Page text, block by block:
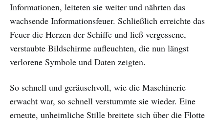
Informationen, leiteten sie weiter und nährten das
wachsende Informationsfeuer. Schließlich erreichte das
Feuer die Herzen der Schiffe und ließ vergessene,
verstaubte Bildschirme aufleuchten, die nun längst
verlorene Symbole und Daten zeigten.
So schnell und geräuschvoll, wie die Maschinerie
erwacht war, so schnell verstummte sie wieder. Eine
erneute, unheimliche Stille breitete sich über die Flotte